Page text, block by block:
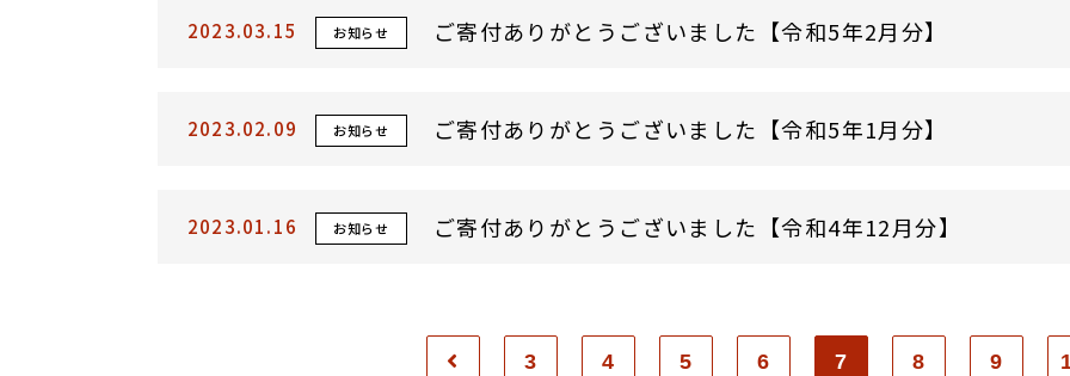
2023.03.15 お知らせ ご寄付ありがとうございました【令和5年2月分】
2023.02.09 お知らせ ご寄付ありがとうございました【令和5年1月分】
2023.01.16 お知らせ ご寄付ありがとうございました【令和4年12月分】
3 4 5 6 7 8 9